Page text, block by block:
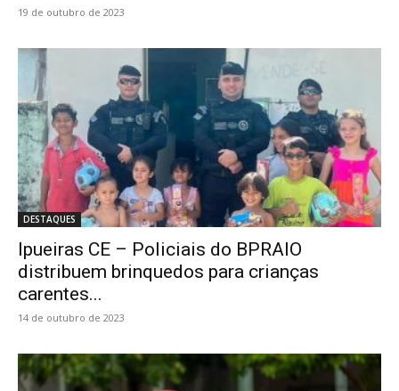
19 de outubro de 2023
DESTAQUES
Ipueiras CE – Policiais do BPRAIO
distribuem brinquedos para crianças
carentes...
14 de outubro de 2023